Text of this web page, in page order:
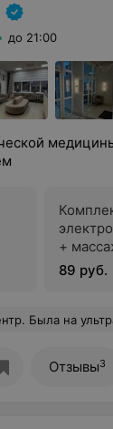
до 21:00
+
лица)
89 руб.
чистке. Кожа стала более
Отзывы3